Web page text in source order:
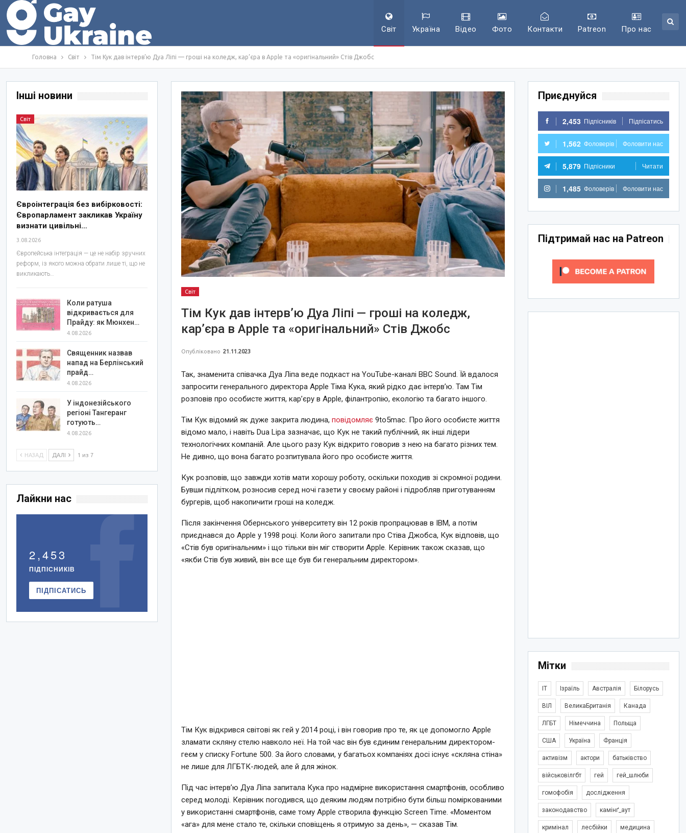
Світ Україна Відео Фото Контакти Patreon Про нас
Головна Світ Тім Кук дав інтерв’ю Дуа Ліпі — гроші на коледж, кар’єра в Apple та «оригінальний» Стів Джобс
Світ
Тім Кук дав інтерв’ю Дуа Ліпі — гроші на коледж,
кар’єра в Apple та «оригінальний» Стів Джобс
Опубліковано 21.11.2023
Так, знаменита співачка Дуа Ліпа веде подкаст на YouTube-каналі BBC Sound. Їй вдалося
запросити генерального директора Apple Тіма Кука, який рідко дає інтерв’ю. Там Тім
розповів про особисте життя, кар’єру в Apple, філантропію, екологію та багато іншого.
Тім Кук відомий як дуже закрита людина,повідомляє 9to5mac. Про його особисте життя
відомо мало, і навіть Dua Lipa зазначає, що Кук не такий публічний, як інші лідери
технологічних компаній. Але цього разу Кук відкрито говорив з нею на багато різних тем.
Не дивно, що вона багато розпитувала його про особисте життя.
Кук розповів, що завжди хотів мати хорошу роботу, оскільки походив зі скромної родини.
Бувши підлітком, розносив серед ночі газети у своєму районі і підробляв приготуванням
бургерів, щоб накопичити гроші на коледж.
Після закінчення Обернського університету він 12 років пропрацював в IBM, а потім
приєднався до Apple у 1998 році. Коли його запитали про Стіва Джобса, Кук відповів, що
«Стів був оригінальним» і що тільки він міг створити Apple. Керівник також сказав, що
«якби Стів був живий, він все ще був би генеральним директором».
Тім Кук відкрився світові як гей у 2014 році, і він говорив про те, як це допомогло Apple
зламати скляну стелю навколо неї. На той час він був єдиним генеральним директором-
геєм у списку Fortune 500. За його словами, у багатьох компаніях досі існує «скляна стіна»
не лише для ЛГБТК-людей, але й для жінок.
Під час інтерв’ю Дуа Ліпа запитала Кука про надмірне використання смартфонів, особливо
серед молоді. Керівник погодився, що деяким людям потрібно бути більш поміркованими
у використанні смартфонів, саме тому Apple створила функцію Screen Time. «Моментом
«ага» для мене стало те, скільки сповіщень я отримую за день», — сказав Тім.
Приєднуйся
2,453 Підпісників Підпісатись
1,562 Фоловерів Фоловити нас
5,879 Підпісники Читати
1,485 Фоловерів Фоловити нас
Підтримай нас на Patreon
Мітки
IT Ізраїль Австралія Білорусь
ВІЛ ВеликаБританія Канада
ЛГБТ Німеччина Польща
США Україна Франція
активізм актори батьківство
військовілгбт гей гей_шлюби
гомофобія дослідження
законодавство камінґ_аут
кримінал лесбійки медицина
Інші новини
Світ
Євроінтеграція без вибірковості:
Європарламент закликав Україну
визнати цивільні…
3.08.2026
Європейська інтеграція — це не набір зручних
реформ, із якого можна обрати лише ті, що не
викликають…
Коли ратуша
відкривається для
Прайду: як Мюнхен…
4.08.2026
Священник назвав
напад на Берлінський
прайд…
4.08.2026
У індонезійського
регіоні Тангеранг
готують…
4.08.2026
НАЗАД ДАЛІ 1 из 7
Лайкни нас
2,453
ПІДПІСНИКІВ
ПІДПІСАТИСЬ